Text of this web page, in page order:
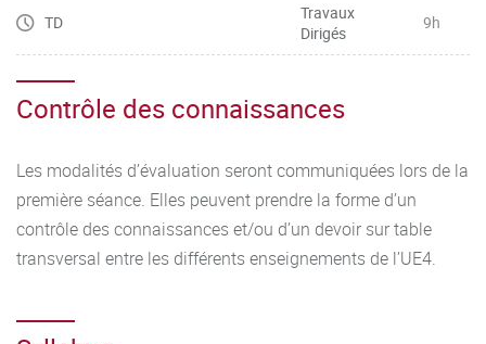
TD
Travaux
Dirigés
9h
Contrôle des connaissances
Les modalités d’évaluation seront communiquées lors de la
première séance. Elles peuvent prendre la forme d’un
contrôle des connaissances et/ou d’un devoir sur table
transversal entre les différents enseignements de l’UE4.